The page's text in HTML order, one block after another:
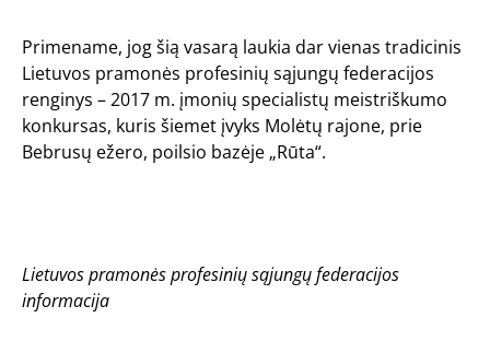
Primename, jog šią vasarą laukia dar vienas tradicinis
Lietuvos pramonės profesinių sąjungų federacijos
renginys – 2017 m. įmonių specialistų meistriškumo
konkursas, kuris šiemet įvyks Molėtų rajone, prie
Bebrusų ežero, poilsio bazėje „Rūta“.
Lietuvos pramonės profesinių sąjungų federacijos
informacija